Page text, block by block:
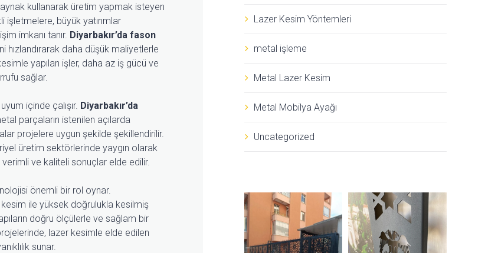
kullanarak üretim yapmak isteyen
büyük yatırımlar
imkanı tanır. Diyarbakır’da fason
daha düşük maliyetlerle
yapılan işler, daha az iş gücü ve
sağlar.
içinde çalışır. Diyarbakır’da
parçaların istenilen açılarda
projelere uygun şekilde şekillendirilir.
üretim sektörlerinde yaygın olarak
ve kaliteli sonuçlar elde edilir.
önemli bir rol oynar.
ile yüksek doğrulukla kesilmiş
doğru ölçülerle ve sağlam bir
lazer kesimle elde edilen
sunar.
Lazer Kesim Yöntemleri
metal işleme
Metal Lazer Kesim
Metal Mobilya Ayağı
Uncategorized